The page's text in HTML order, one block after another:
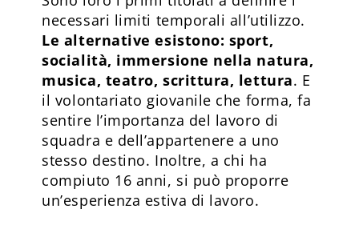
necessari limiti temporali all’utilizzo.
Le alternative esistono: sport,
socialità, immersione nella natura,
musica, teatro, scrittura, lettura. E
il volontariato giovanile che forma, fa
sentire l’importanza del lavoro di
squadra e dell’appartenere a uno
stesso destino. Inoltre, a chi ha
compiuto 16 anni, si può proporre
un’esperienza estiva di lavoro.